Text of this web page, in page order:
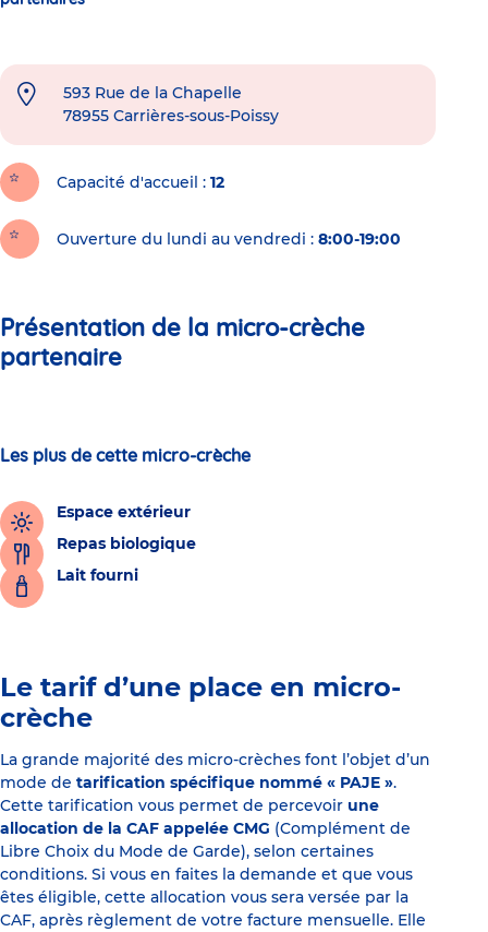
593 Rue de la Chapelle
78955 Carrières-sous-Poissy
Capacité d'accueil 12
Ouverture du lundi au vendredi : 8:00-19:00
Présentation de la micro-crèche
partenaire
Les plus de cette micro-crèche
Espace extérieur
Repas biologique
Lait fourni
Le tarif d’une place en micro-
crèche
La grande majorité des micro-crèches font l’objet d’un
mode de tarification spécifique nommé « PAJE ».
Cette tarification vous permet de percevoir une
allocation de la CAF appelée CMG (Complément de
Libre Choix du Mode de Garde), selon certaines
conditions. Si vous en faites la demande et que vous
êtes éligible, cette allocation vous sera versée par la
CAF, après règlement de votre facture mensuelle. Elle